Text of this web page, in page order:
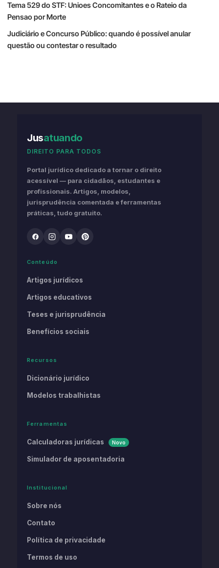
Tema 529 do STF: Unioes Concomitantes e o Rateio da
Pensao por Morte
Judiciário e Concurso Público: quando é possível anular
questão ou contestar o resultado
Jusatuando
DIREITO PARA TODOS
Portal jurídico dedicado a tornar o direito
acessível — para cidadãos, estudantes e
profissionais. Artigos, modelos,
jurisprudência comentada e ferramentas
práticas, tudo gratuito.
Conteúdo
Artigos jurídicos
Artigos educativos
Teses e jurisprudência
Benefícios sociais
Recursos
Dicionário jurídico
Modelos trabalhistas
Ferramentas
Calculadoras jurídicas Novo
Simulador de aposentadoria
Institucional
Sobre nós
Contato
Política de privacidade
Termos de uso